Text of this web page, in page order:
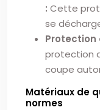
: Cette
se
Protection
protection
coupe
Matériaux de
normes